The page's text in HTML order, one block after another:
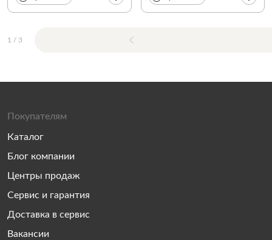
1 / 3
Покупателям
Каталог
Блог компании
Центры продаж
Сервис и гарантия
Доставка в сервис
Вакансии